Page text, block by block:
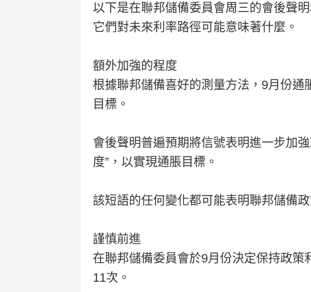
以下是在聯邦儲備委員會周三的會後聲
它們對未來利率路徑可能意味著什麼。
額外加強的程度
根據聯邦儲備喜好的測量方法，9月份
目標。
會後聲明普遍預期將信號表明進一步加
度”，以實現通脹目標。
該短語的任何變化都可能表明聯邦儲備
謹慎前進
在聯邦儲備委員會於9月份決定保持政策
11次。